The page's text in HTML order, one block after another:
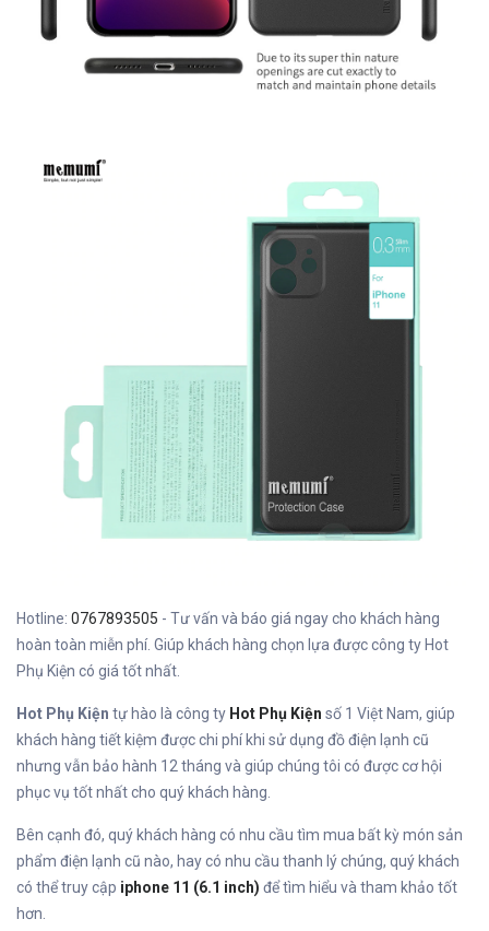
Hotline: 0767893505 - Tư vấn và báo giá ngay cho khách hàng
hoàn toàn miễn phí. Giúp khách hàng chọn lựa được công ty Hot
Phụ Kiện có giá tốt nhất.
Hot Phụ Kiện tự hào là công ty Hot Phụ Kiện số 1 Việt Nam, giúp
khách hàng tiết kiệm được chi phí khi sử dụng đồ điện lạnh cũ
nhưng vẫn bảo hành 12 tháng và giúp chúng tôi có được cơ hội
phục vụ tốt nhất cho quý khách hàng.
Bên cạnh đó, quý khách hàng có nhu cầu tìm mua bất kỳ món sản
phẩm điện lạnh cũ nào, hay có nhu cầu thanh lý chúng, quý khách
có thể truy cập iphone 11 (6.1 inch) để tìm hiểu và tham khảo tốt
hơn.